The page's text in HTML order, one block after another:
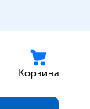
Корзина